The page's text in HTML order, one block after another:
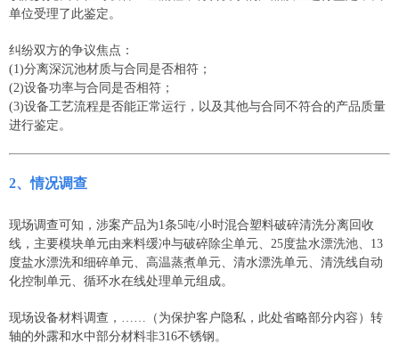
单位受理了此鉴定。
纠纷双方的争议焦点：
(1)分离深沉池材质与合同是否相符；
(2)设备功率与合同是否相符；
(3)设备工艺流程是否能正常运行，以及其他与合同不符合的产品质量
进行鉴定。
2、情况调查
现场调查可知，涉案产品为1条5吨/小时混合塑料破碎清洗分离回收
线，主要模块单元由来料缓冲与破碎除尘单元、25度盐水漂洗池、13
度盐水漂洗和细碎单元、高温蒸煮单元、清水漂洗单元、清洗线自动
化控制单元、循环水在线处理单元组成。
现场设备材料调查，……（为保护客户隐私，此处省略部分内容）转
轴的外露和水中部分材料非316不锈钢。